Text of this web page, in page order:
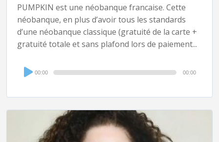
PUMPKIN est une néobanque francaise. Cette
néobanque, en plus d’avoir tous les standards
d’une néobanque classique (gratuité de la carte +
gratuité totale et sans plafond lors de paiement...
Audio
Player
00:00 00:00